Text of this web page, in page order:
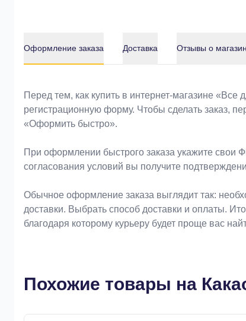
Оформление заказа Доставка Отзывы о
Оформление заказа
Перед тем, как купить в интернет-магазине
регистрационную форму. Чтобы сделать заказ,
«Оформить быстро».
При оформлении быстрого заказа укажите
согласования условий вы получите
Обычное оформление заказа выглядит так:
доставки. Выбрать способ доставки и оплаты.
благодаря которому курьеру будет проще вас
Похожие товары на